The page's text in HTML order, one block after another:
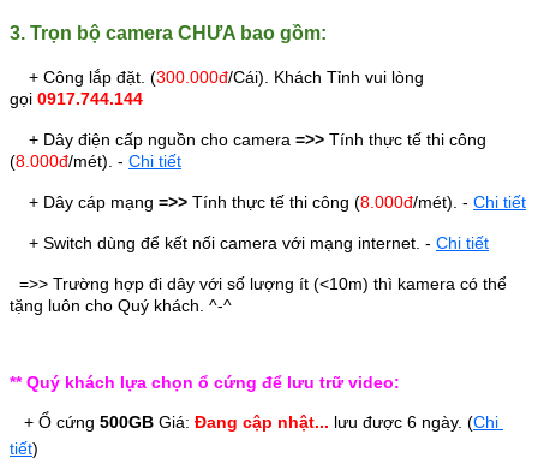
3. Trọn bộ camera CHƯA bao gồm:
+ Công lắp đặt. (300.000đ/Cái). Khách Tỉnh vui lòng
gọi 0917.744.144
+ Dây điện cấp nguồn cho camera =>> Tính thực tế thi công
(8.000đ/mét). - Chi tiết
+ Dây cáp mạng =>> Tính thực tế thi công (8.000đ/mét). - Chi tiết
+ Switch dùng để kết nối camera với mạng internet. - Chi tiết
=>> Trường hợp đi dây với số lượng ít (<10m) thì kamera có thể
tặng luôn cho Quý khách. ^-^
** Quý khách lựa chọn ổ cứng để lưu trữ video:
+ Ổ cứng 500GB Giá: Đang cập nhật... lưu được 6 ngày. (Chi
tiết)